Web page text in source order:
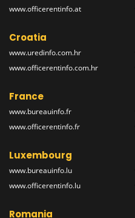
www.officerentinfo.at
Croatia
www.uredinfo.com.hr
www.officerentinfo.com.hr
France
www.bureauinfo.fr
www.officerentinfo.fr
Luxembourg
www.bureauinfo.lu
www.officerentinfo.lu
Romania